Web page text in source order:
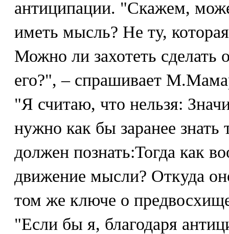
антиципации. "Скажем,
иметь мысль? Не ту,
Можно ли захотеть сделать
его?", – спрашивает
"Я считаю, что нельзя:
нужно как бы заранее
должен познать:Тогда как
движение мысли? Откуда
том же ключе о
"Если бы я, благодаря